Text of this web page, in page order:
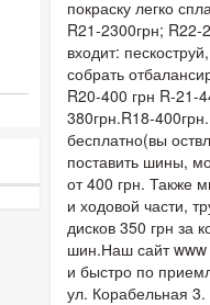
покраску легко
R21-2300грн; R22-
входит:
собрать
R20-400 грн R-21-
380грн.R18-
бесплатно(вы
поставить шины,
от 400 грн. Также
и ходовой части,
дисков 350 грн за
шин.Наш сайт www
и быстро по
ул. Корабельная 3.